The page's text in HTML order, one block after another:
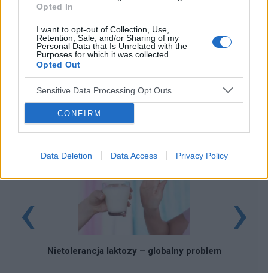
Opted In
I want to opt-out of Collection, Use,
Retention, Sale, and/or Sharing of my
Personal Data that Is Unrelated with the
Purposes for which it was collected.
Opted Out
Sensitive Data Processing Opt Outs
CONFIRM
Data Deletion Data Access Privacy Policy
POWIĄZANE ARTYKUŁY
Nietolerancja laktozy – globalny problem
‹ ›